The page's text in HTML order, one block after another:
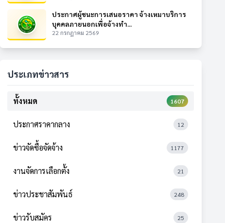
ประกาศผู้ชนะการเสนอราคา จ้างเหมาบริการ
บุคคลภายนอกเพื่อจ้างทำ...
22 กรกฎาคม 2569
ประเภทข่าวสาร
ทั้งหมด 1607
ประกาศราคากลาง 12
ข่าวจัดซื้อจัดจ้าง 1177
งานจัดการเลือกตั้ง 21
ข่าวประชาสัมพันธ์ 248
ข่าวรับสมัคร 25